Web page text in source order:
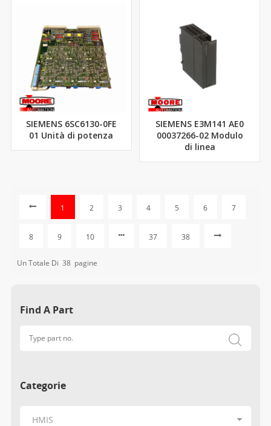
SIEMENS 6SC6130-0FE
01 Unità di potenza
SIEMENS E3M141 AE0
00037266-02 Modulo
di linea
1 2 3 4 5 6 7
8 9 10 37 38
Un Totale Di 38 Pagine
Find A Part
Categorie